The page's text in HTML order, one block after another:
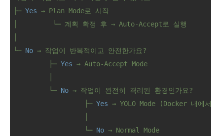
├─ Yes → Plan Mode로
시작
└─ 계획 확정 후 → Auto-Accept로
실행
└─ No → 작업이 반복적이고
안전한가요?
├─ Yes → Auto-Accept Mode
└─ No → 작업이 완전히 격리된
환경인가요?
├─ Yes → YOLO Mode (Docker 내에서)
└─ No → Normal Mode